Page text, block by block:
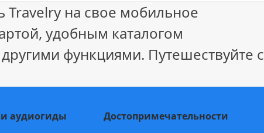
Travelry на свое мобильное
удобным каталогом
функциями. Путешествуйте с
аудиогиды Достопримечательности